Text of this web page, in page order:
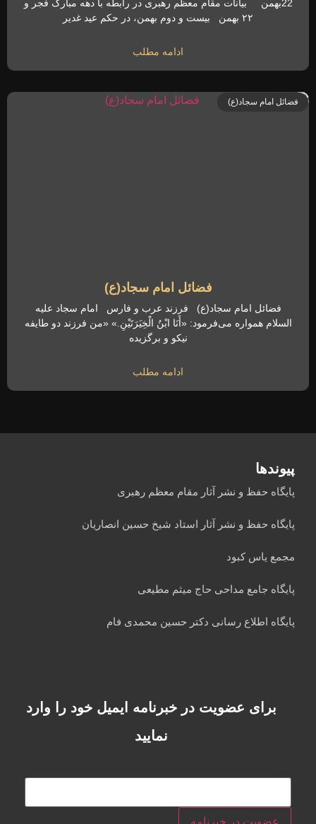
22بهمن بیانات مقام معظم رهبری در رابطه با دهه مبارک فجر و
۲۲ بهمن بیست و دوم بهمن، در حکم عید غدیر
ادامه مطلب
فضائل امام سجاد(ع)
فضائل امام سجاد(ع)
فضائل امام سجاد(ع) فرزند عرب و فارس امام سجاد علیه
السلام همواره می‌فرمود: «أَنَا ابْنُ الْخِیَرَتَیْنِ.» «من فرزند دو طایفه
نیکو و برگزیده
ادامه مطلب
پیوندها
پایگاه حفظ و نشر آثار مقام معظم رهبری
پایگاه حفظ و نشر آثار استاد شیخ حسین انصاریان
مجمع یاس کبود
پایگاه جامع مداحی حاج میثم مطیعی
پایگاه اطلاع رسانی دکتر حسین محمدی فام
برای عضویت در خبرنامه ایمیل خود را وارد
نمایید